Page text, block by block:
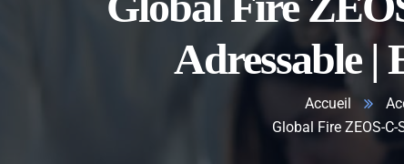
Adressable |
Accueil
Global Fire ZEOS-